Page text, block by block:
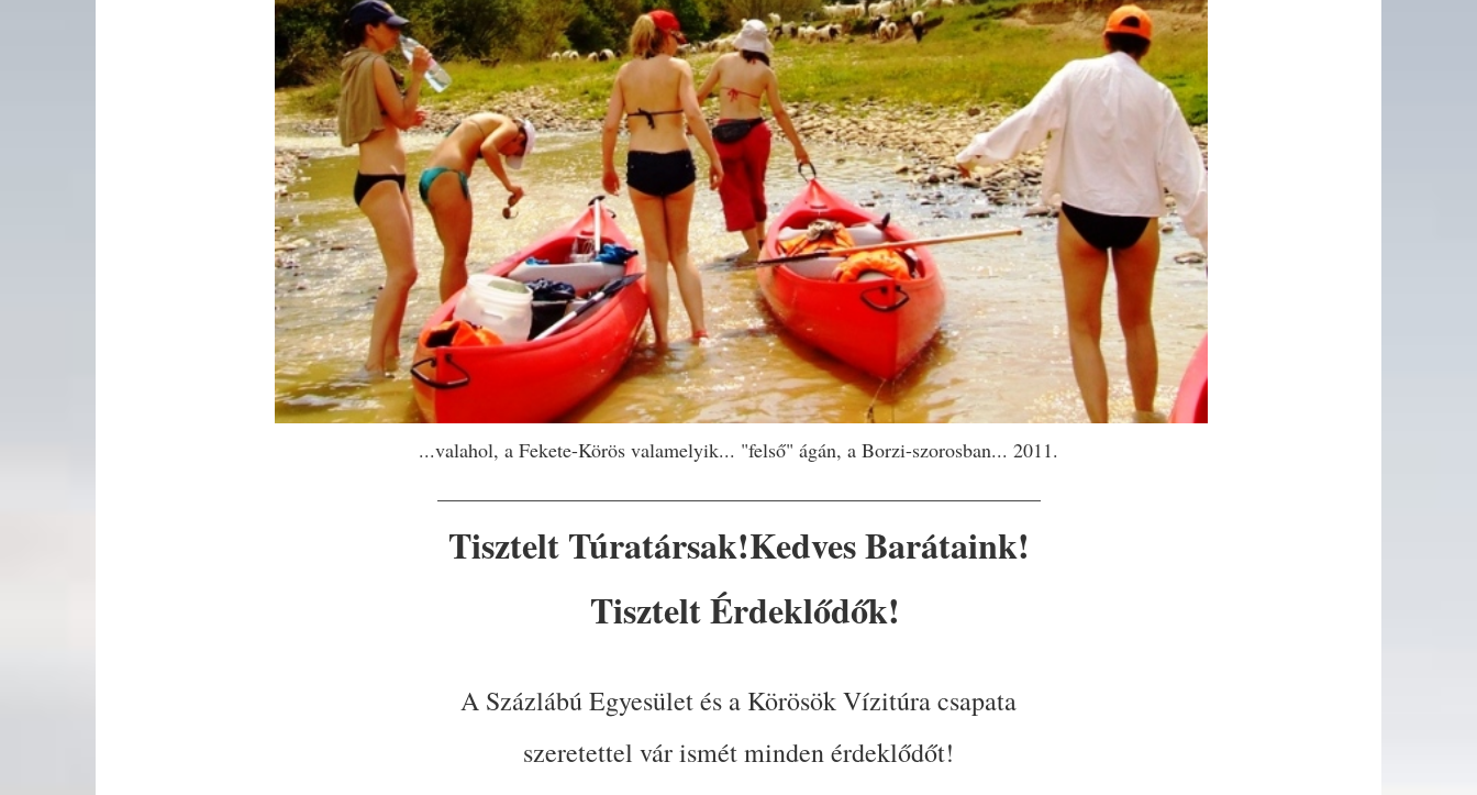
...valahol, a Fekete-Körös valamelyik... "felső" ágán, a Borzi-szorosban... 2011.
Tisztelt Túratársak!Kedves Barátaink!
Tisztelt Érdeklődők!
A Százlábú Egyesület és a Körösök Vízitúra csapata
szeretettel vár ismét minden érdeklődőt!